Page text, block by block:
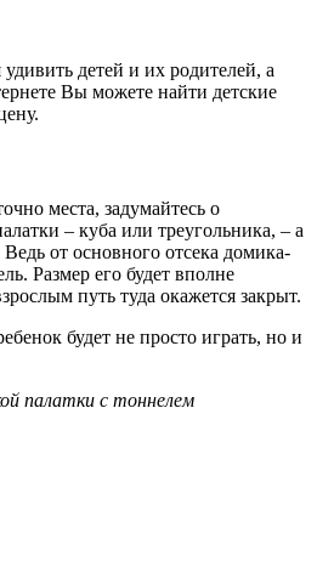
детей и их родителей, а
Вы можете найти детские
места, задумайтесь о
– куба или треугольника, – а
от основного отсека домика-
Размер его будет вполне
путь туда окажется закрыт.
будет не просто играть, но и
палатки с тоннелем